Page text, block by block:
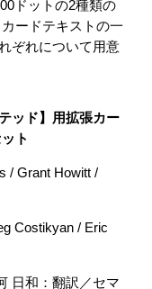
ドットの2種類の
ードテキストの一
ぞれについて用意
ッド】用拡張カー
ト
/ Grant Howitt /
Costikyan / Eric
日和：翻訳／セマ